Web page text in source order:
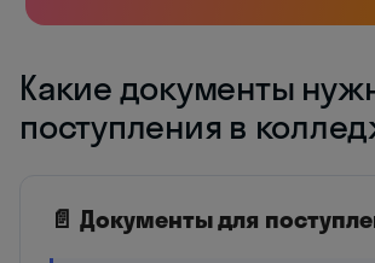
Какие документы
поступления в
📄 Документы для